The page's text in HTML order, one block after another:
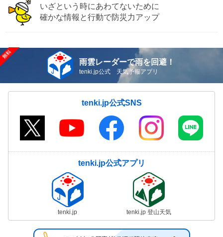
いざという時にあわてないために
確かな情報と行動で防災力アップ
雨雲レーダーで雨を回避！
tenki.jp公式 天気予報アプリ
tenki.jp公式SNS
tenki.jp公式アプリ
tenki.jp tenki.jp 登山天気